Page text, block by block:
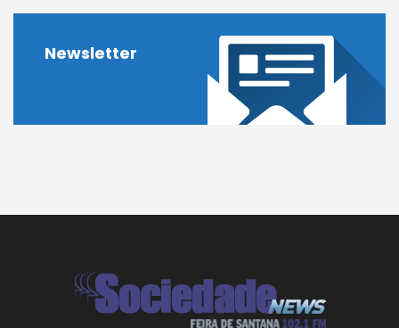
Newsletter